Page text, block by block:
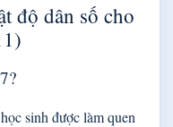
độ dân số cho
sinh được làm quen